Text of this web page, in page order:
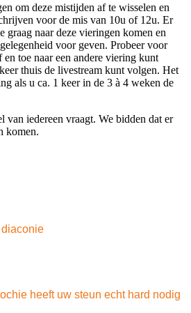
om deze mistijden af te wisselen en
voor de mis van 10u of 12u. Er
graag naar deze vieringen komen en
voor geven. Probeer voor
toe naar een andere viering kunt
thuis de livestream kunt volgen. Het
als u ca. 1 keer in de 3 à 4 weken de
van iedereen vraagt. We bidden dat er
komen.
heeft uw steun echt hard nodig